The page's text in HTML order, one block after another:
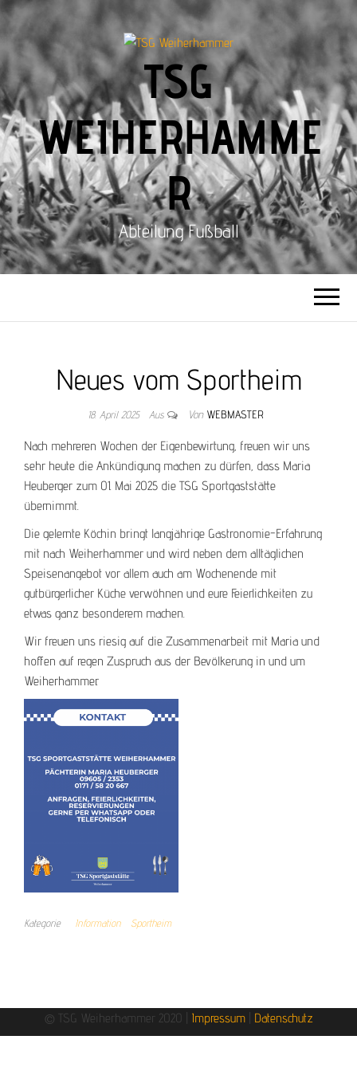
TSG
WEIHERHAMME
R
Abteilung Fußball
Neues vom Sportheim
18. April 2025 Aus Von WEBMASTER
Nach mehreren Wochen der Eigenbewirtung, freuen wir uns
sehr heute die Ankündigung machen zu dürfen, dass Maria
Heuberger zum 01. Mai 2025 die TSG Sportgaststätte
übernimmt.
Die gelernte Köchin bringt langjährige Gastronomie-Erfahrung
mit nach Weiherhammer und wird neben dem alltäglichen
Speisenangebot vor allem auch am Wochenende mit
gutbürgerlicher Küche verwöhnen und eure Feierlichkeiten zu
etwas ganz besonderem machen.
Wir freuen uns riesig auf die Zusammenarbeit mit Maria und
hoffen auf regen Zuspruch aus der Bevölkerung in und um
Weiherhammer.
Kategorie Information Sportheim
© TSG Weiherhammer 2020 | Impressum| Datenschutz